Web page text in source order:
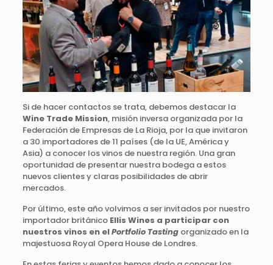
Si de hacer contactos se trata, debemos destacar la
Wine Trade Mission, misión inversa organizada por la
Federación de Empresas de La Rioja, por la que invitaron
a 30 importadores de 11 países (de la UE, América y
Asia) a conocer los vinos de nuestra región. Una gran
oportunidad de presentar nuestra bodega a estos
nuevos clientes y claras posibilidades de abrir
mercados.
Por último, este año volvimos a ser invitados por nuestro
importador británico Ellis Wines a participar con
nuestros vinos en elPortfolio Tastingorganizado en la
majestuosa Royal Opera House de Londres.